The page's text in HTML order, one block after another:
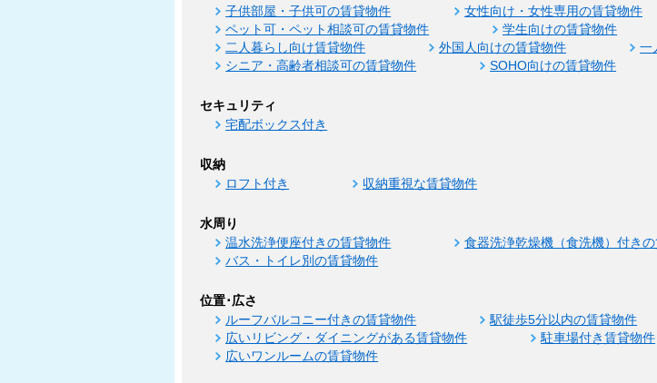
子供部屋・子供可の賃貸物件 女性向け・女性専用の賃貸物件
ペット可・ペット相談可の賃貸物件
学生向けの賃貸物件
二人暮らし向け賃貸物件
外国人向けの賃貸物件
一
シニア・高齢者相談可の賃貸物件
SOHO向けの賃貸物件
セキュリティ
宅配ボックス付き
収納
ロフト付き 収納重視な賃貸物件
水周り
温水洗浄便座付きの賃貸物件 食器洗浄乾燥機（食洗機）付き
バス・トイレ別の賃貸物件
位置･広さ
ルーフバルコニー付きの賃貸物件 駅徒歩5分以内の賃貸物件
広いリビング・ダイニングがある賃貸物件
駐車場付き賃貸物件
広いワンルームの賃貸物件